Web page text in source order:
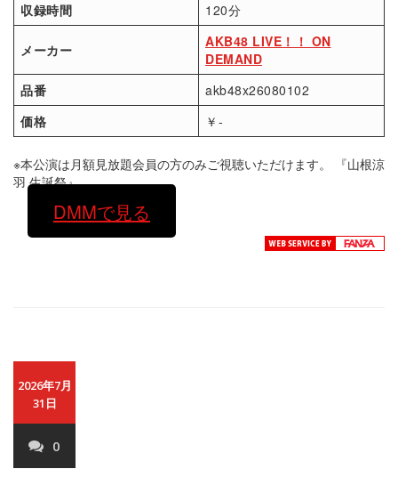
収録時間
120分
メーカー
AKB48 LIVE！！ ON
DEMAND
品番
akb48x26080102
価格
￥-
※本公演は月額見放題会員の方のみご視聴いただけます。 『山根涼
羽 生誕祭』
DMMで見る
2026年7月
31日
0